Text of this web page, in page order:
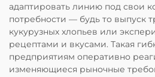
адаптировать линию под свои
потребности — будь то выпуск
кукурузных хлопьев или
рецептами и вкусами. Такая
предприятиям оперативно
изменяющиеся рыночные